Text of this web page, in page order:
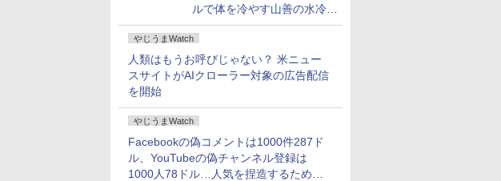
ルで体を冷やす山善の水冷ベ
ストがロードバイクにちょう
どいい【ぼっち・ざ・ろー
ど！その14】
やじうまWatch
人類はもうお呼びじゃない？ 米ニュー
スサイトがAIクローラー対象の広告配信
を開始
やじうまWatch
Facebookの偽コメントは1000件287ド
ル、YouTubeの偽チャンネル登録は
1000人78ドル…人気を捏造するための